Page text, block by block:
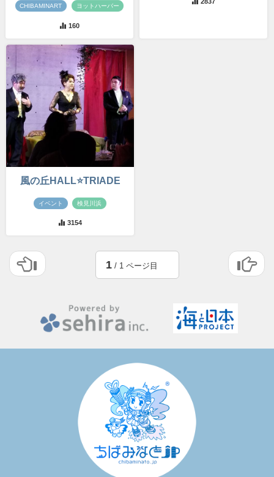
CHIBAMINART ヨットハーバー
160
風の丘HALL⭐TRIADE
イベント 検見川浜
3154
1/ 1 ページ目